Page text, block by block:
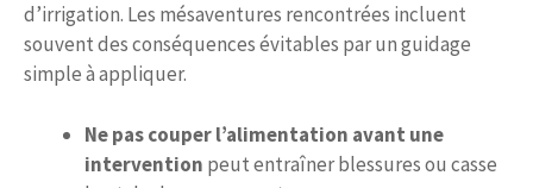
d’irrigation. Les mésaventures rencontrées incluent
souvent des conséquences évitables par un guidage
simple à appliquer.
Ne pas couper l’alimentation avant une
intervention peut entraîner blessures ou casse